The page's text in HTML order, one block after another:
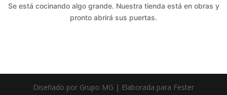
Se está cocinando algo grande. Nuestra tienda está en obras y
pronto abrirá sus puertas.
Diseñado por Grupo MG | Elaborada para Fester